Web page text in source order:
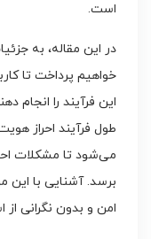
است.
در این مقاله، به
خواهیم پرداخت تا
این فرآیند را
طول فرآیند احراز
می‌شود تا مشکلات
برسد. آشنایی با این
امن و بدون نگرانی